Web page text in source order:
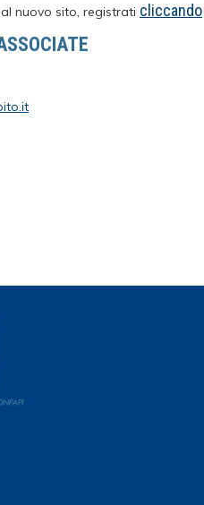
nuovo sito, registrati cliccando